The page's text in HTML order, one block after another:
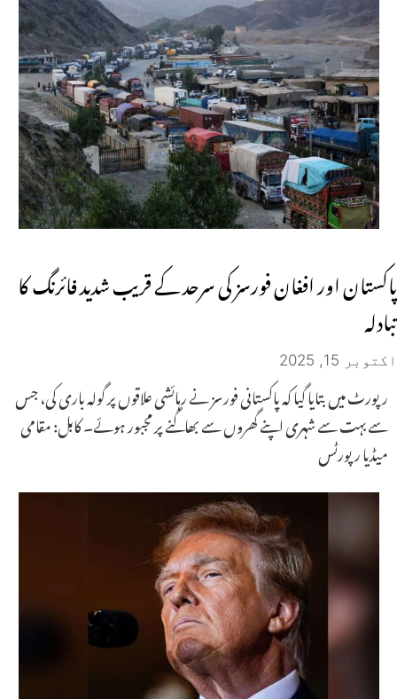
پاکستان اور افغان فورسز کی سرحد کے قریب شدید فائرنگ کا
تبادلہ
اکتوبر 15, 2025
رپورٹ میں بتایا گیا کہ پاکستانی فورسز نے رہائشی علاقوں پر گولہ باری کی، جس
سے بہت سے شہری اپنے گھروں سے بھاگنے پر مجبور ہوئے۔ کابل: مقامی
میڈیا رپورٹس